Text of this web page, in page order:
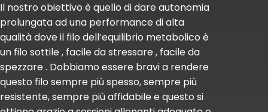
Il nostro obiettivo è quello di dare autonomia
prolungata ad una performance di alta
qualità dove il filo dell’equilibrio metabolico è
un filo sottile , facile da stressare , facile da
spezzare . Dobbiamo essere bravi a rendere
questo filo sempre più spesso, sempre più
resistente, sempre più affidabile e questo si